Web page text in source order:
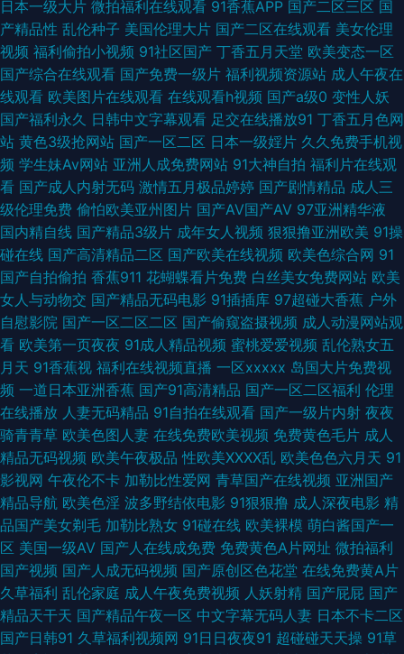
国产十一区 国产精品九九视频 五月花影院 91视屏在现看 91亚洲精品青草依
午夜国产精品小福利 国产精品伦子伦 91传媒迅雷磁力链接 日本爱爱影院
www天堂91 亚洲精品福利午夜导航 国产精品男女 91九色123区 男人的天堂
午夜剧场版 91香蕉国产线 免费看P 成人在线网站 91麻豆久久 影音先锋中文
AV 91猫先生在线 蜜桃成人免费网站 av柠檬福利导航 亚洲久久成人片 国产
91九色 一区二区偷拍在线播放 久久免费 91网址美女视频在线观看 日韩殴美
色图 99热9 天天终合网天天 TS人妖做爱在线观看 婷婷五月天色图图片 传媒
官网在线免费观看 在线大香蕉 国产专区中文字幕 综合欧美日韩国产 男人天
堂狠狠 国产在线精品 五月天色社区 91视频刺激 性爱网六月 91无码青久 狠
狠干成人在线综合网 午夜男福利Av 91次元网 91白丝在线观看 国产偷在线 欧
美变态另类 91最新视频 日韩国产无线码一品 国产福利视频网导航 影音先锋
最新AV网 欧美日韩123区 91午夜色色 日韩欧美一区操 91主站 五月天日日干
国产三级片91 伊人成人直播 精品国产乱码久久婷婷 91色婷婷午夜综合网站
欧美入口一二三 91影院成人 青青草视频 91小视頻 欧美视频不卡 91人妻人人
日本一级大片 微拍福利在线观看 91香蕉APP 国产二区三区 国
产精品性 乱伦种子 美国伦理大片 国产二区在线观看 美女伦理
视频 福利偷拍小视频 91社区国产 丁香五月天堂 欧美变态一区
国产综合在线观看 国产免费一级片 福利视频资源站 成人午夜在
线观看 欧美图片在线观看 在线观看h视频 国产a级0 变性人妖
国产福利永久 日韩中文字幕观看 足交在线播放91 丁香五月色网
站 黄色3级抢网站 国产一区二区 日本一级婬片 久久免费手机视
频 学生妹Av网站 亚洲人成免费网站 91大神自拍 福利片在线观
看 国产成人内射无码 激情五月极品婷婷 国产剧情精品 成人三
级伦理免费 偷怕欧美亚州图片 国产AV国产AV 97亚洲精华液
国内精自线 国产精品3级片 成年女人视频 狠狠撸亚洲欧美 91操
碰在线 国产高清精品二区 国产欧美在线视频 欧美色综合网 91
国产自拍偷拍 香蕉911 花蝴蝶看片免费 白丝美女免费网站 欧美
女人与动物交 国产精品无码电影 91插插库 97超碰大香蕉 户外
自慰影院 国产一区二区二区 国产偷窥盗摄视频 成人动漫网站观
看 欧美第一页夜夜 91成人精品视频 蜜桃爱爱视频 乱伦熟女五
月天 91香蕉视 福利在线视频直播 一区xxxxx 岛国大片免费视
频 一道日本亚洲香蕉 国产91高清精品 国产一区二区福利 伦理
在线播放 人妻无码精品 91自拍在线观看 国产一级片内射 夜夜
骑青青草 欧美色图人妻 在线免费欧美视频 免费黄色毛片 成人
精品无码视频 欧美午夜极品 性欧美ⅩⅩⅩⅩ乱 欧美色色六月天 91
影视网 午夜伦不卡 加勒比性爱网 青草国产在线视频 亚洲国产
精品导航 欧美色淫 波多野结依电影 91狠狠撸 成人深夜电影 精
品国产美女剃毛 加勒比熟女 91碰在线 欧美裸模 萌白酱国产一
区 美国一级AV 国产人在线成免费 免费黄色A片网址 微拍福利
国产视频 国产人成无码视频 国产原创区色花堂 在线免费黄A片
久草福利 乱伦家庭 成人午夜免费视频 人妖射精 国产屁屁 国产
精品天干天 国产精品午夜一区 中文字幕无码人妻 日本不卡二区
国产日韩91 久草福利视频网 91日日夜夜91 超碰碰天天操 91草